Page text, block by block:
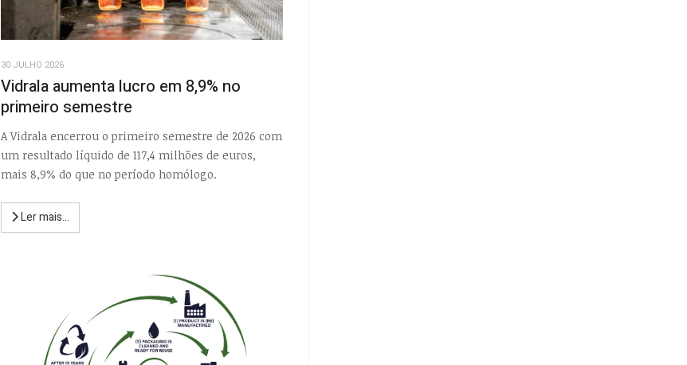
30 JULHO 2026
Vidrala aumenta lucro em 8,9% no
primeiro semestre
A Vidrala encerrou o primeiro semestre de 2026 com
um resultado líquido de 117,4 milhões de euros,
mais 8,9% do que no período homólogo.
Ler mais...